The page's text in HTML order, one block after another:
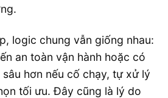
logic chung vẫn giống nhau:
an toàn vận hành hoặc có
hơn nếu cố chạy, tự xử lý
tối ưu. Đây cũng là lý do